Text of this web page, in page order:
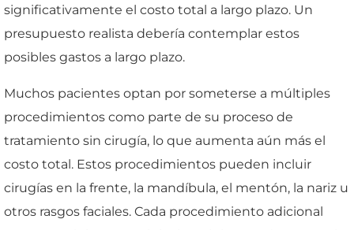
significativamente el costo total a largo plazo. Un
presupuesto realista debería contemplar estos
posibles gastos a largo plazo.
Muchos pacientes optan por someterse a múltiples
procedimientos como parte de su proceso de
tratamiento sin cirugía, lo que aumenta aún más el
costo total. Estos procedimientos pueden incluir
cirugías en la frente, la mandíbula, el mentón, la nariz u
otros rasgos faciales. Cada procedimiento adicional